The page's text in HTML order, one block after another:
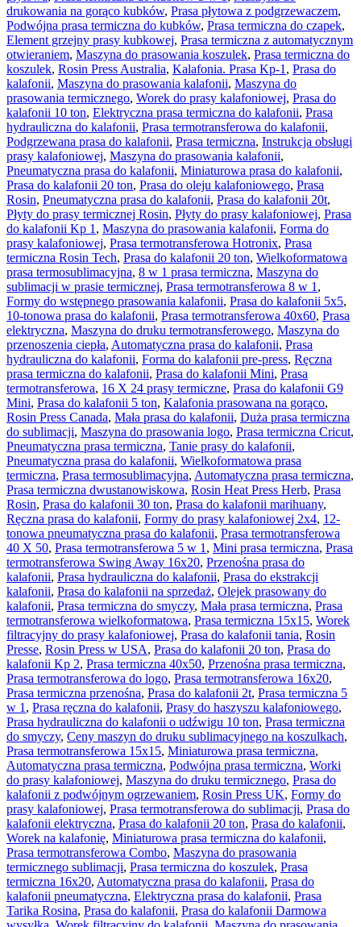
drukowania na gorąco kubków, Prasa płytowa z podgrzewaczem,
Podwójna prasa termiczna do kubków, Prasa termiczna do czapek,
Element grzejny prasy kubkowej, Prasa termiczna z automatycznym
otwieraniem, Maszyna do prasowania koszulek, Prasa termiczna do
koszulek, Rosin Press Australia, Kalafonia. Prasa Kp-1 , Prasa do
kalafonii, Maszyna do prasowania kalafonii, Maszyna do
prasowania termicznego, Worek do prasy kalafoniowej, Prasa do
kalafonii 10 ton, Elektryczna prasa termiczna do kalafonii, Prasa
hydrauliczna do kalafonii, Prasa termotransferowa do kalafonii,
Podgrzewana prasa do kalafonii, Prasa termiczna, Instrukcja obsługi
prasy kalafoniowej, Maszyna do prasowania kalafonii,
Pneumatyczna prasa do kalafonii, Miniaturowa prasa do kalafonii,
Prasa do kalafonii 20 ton, Prasa do oleju kalafoniowego, Prasa
Rosin, Pneumatyczna prasa do kalafonii, Prasa do kalafonii 20t,
Płyty do prasy termicznej Rosin, Płyty do prasy kalafoniowej, Prasa
do kalafonii Kp 1 , Maszyna do prasowania kalafonii, Forma do
prasy kalafoniowej, Prasa termotransferowa Hotronix, Prasa
termiczna Rosin Tech, Prasa do kalafonii 20 ton, Wielkoformatowa
prasa termosublimacyjna, 8 w 1 prasa termiczna, Maszyna do
sublimacji w prasie termicznej, Prasa termotransferowa 8 w 1 ,
Formy do wstępnego prasowania kalafonii, Prasa do kalafonii 5x5,
10-tonowa prasa do kalafonii, Prasa termotransferowa 40x60, Prasa
elektryczna, Maszyna do druku termotransferowego, Maszyna do
przenoszenia ciepła, Automatyczna prasa do kalafonii, Prasa
hydrauliczna do kalafonii, Forma do kalafonii pre-press, Ręczna
prasa termiczna do kalafonii, Prasa do kalafonii Mini, Prasa
termotransferowa, 16 X 24 prasy termiczne, Prasa do kalafonii G9
Mini, Prasa do kalafonii 5 ton, Kalafonia prasowana na gorąco,
Rosin Press Canada, Mała prasa do kalafonii, Duża prasa termiczna
do sublimacji, Maszyna do prasowania logo, Prasa termiczna Cricut,
Pneumatyczna prasa termiczna, Tanie prasy do kalafonii,
Pneumatyczna prasa do kalafonii, Wielkoformatowa prasa
termiczna, Prasa termosublimacyjna, Automatyczna prasa termiczna,
Prasa termiczna dwustanowiskowa, Rosin Heat Press Herb, Prasa
Rosin, Prasa do kalafonii 30 ton, Prasa do kalafonii marihuany,
Ręczna prasa do kalafonii, Formy do prasy kalafoniowej 2x4, 12-
tonowa pneumatyczna prasa do kalafonii, Prasa termotransferowa
40 X 50, Prasa termotransferowa 5 w 1 , Mini prasa termiczna, Prasa
termotransferowa Swing Away 16x20, Przenośna prasa do
kalafonii, Prasa hydrauliczna do kalafonii, Prasa do ekstrakcji
kalafonii, Prasa do kalafonii na sprzedaż, Olejek prasowany do
kalafonii, Prasa termiczna do smyczy, Mała prasa termiczna, Prasa
termotransferowa wielkoformatowa, Prasa termiczna 15x15, Worek
filtracyjny do prasy kalafoniowej, Prasa do kalafonii tania, Rosin
Presse, Rosin Press w USA, Prasa do kalafonii 20 ton, Prasa do
kalafonii Kp 2, Prasa termiczna 40x50, Przenośna prasa termiczna,
Prasa termotransferowa do logo, Prasa termotransferowa 16x20,
Prasa termiczna przenośna, Prasa do kalafonii 2t, Prasa termiczna 5
w 1 , Prasa ręczna do kalafonii, Prasy do haszyszu kalafoniowego,
Prasa hydrauliczna do kalafonii o udźwigu 10 ton, Prasa termiczna
do smyczy, Ceny maszyn do druku sublimacyjnego na koszulkach,
Prasa termotransferowa 15x15, Miniaturowa prasa termiczna,
Automatyczna prasa termiczna, Podwójna prasa termiczna, Worki
do prasy kalafoniowej, Maszyna do druku termicznego, Prasa do
kalafonii z podwójnym ogrzewaniem, Rosin Press UK, Formy do
prasy kalafoniowej, Prasa termotransferowa do sublimacji, Prasa do
kalafonii elektryczna, Prasa do kalafonii 20 ton, Prasa do kalafonii,
Worek na kalafonię, Miniaturowa prasa termiczna do kalafonii,
Prasa termotransferowa Combo, Maszyna do prasowania
termicznego sublimacji, Prasa termiczna do koszulek, Prasa
termiczna 16x20, Automatyczna prasa do kalafonii, Prasa do
kalafonii pneumatyczna, Elektryczna prasa do kalafonii, Prasa
Tarika Rosina, Prasa do kalafonii, Prasa do kalafonii Darmowa